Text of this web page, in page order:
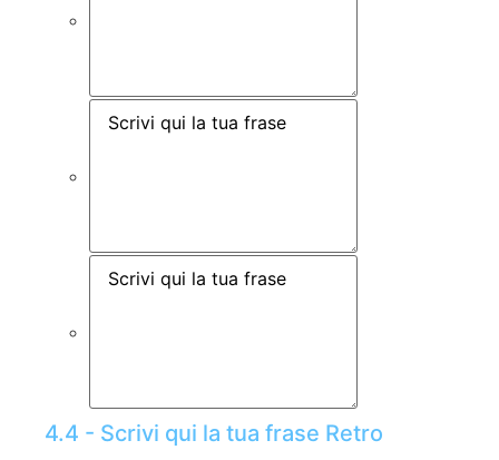
4.4 - Scrivi qui la tua frase Retro